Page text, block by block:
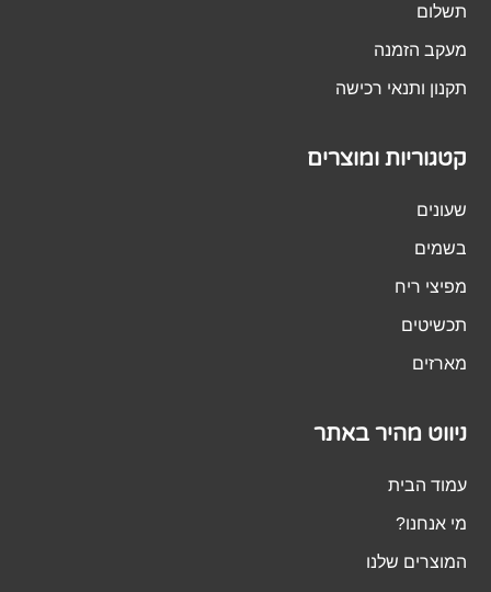
תשלום
מעקב הזמנה
תקנון ותנאי רכישה
קטגוריות ומוצרים
שעונים
בשמים
מפיצי ריח
תכשיטים
מארזים
ניווט מהיר באתר
עמוד הבית
מי אנחנו?
המוצרים שלנו